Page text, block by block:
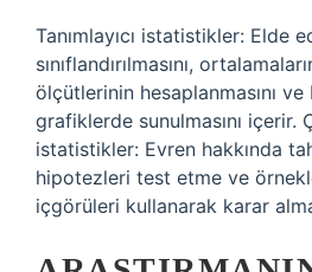
Tanımlayıcı istatistikler: Elde
sınıflandırılmasını,
ölçütlerinin hesaplanmasını
grafiklerde sunulmasını içerir.
istatistikler: Evren hakkında
hipotezleri test etme ve
içgörüleri kullanarak karar